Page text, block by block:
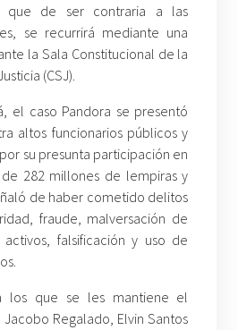
que de ser contraria a las
se recurrirá mediante una
la Sala Constitucional de la
(CSJ).
el caso Pandora se presentó
altos funcionarios públicos y
su presunta participación en
282 millones de lempiras y
de haber cometido delitos
fraude, malversación de
falsificación y uso de
los que se les mantiene el
Regalado, Elvin Santos